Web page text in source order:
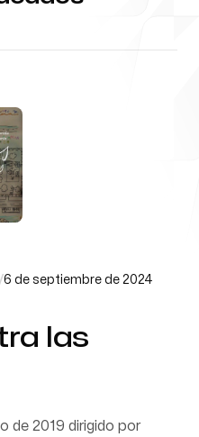
6 de septiembre de 2024
las
de 2019 dirigido por